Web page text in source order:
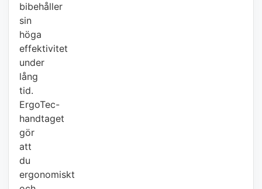
bibehåller
sin
höga
effektivitet
under
lång
tid.
ErgoTec-
handtaget
gör
att
du
ergonomiskt